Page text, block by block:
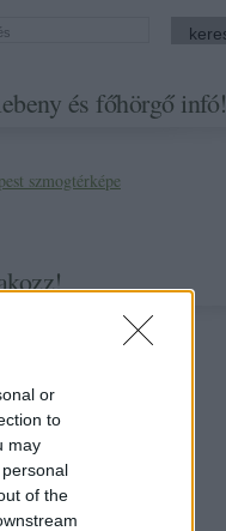
or
to
may
of the
és főhörgő infó!